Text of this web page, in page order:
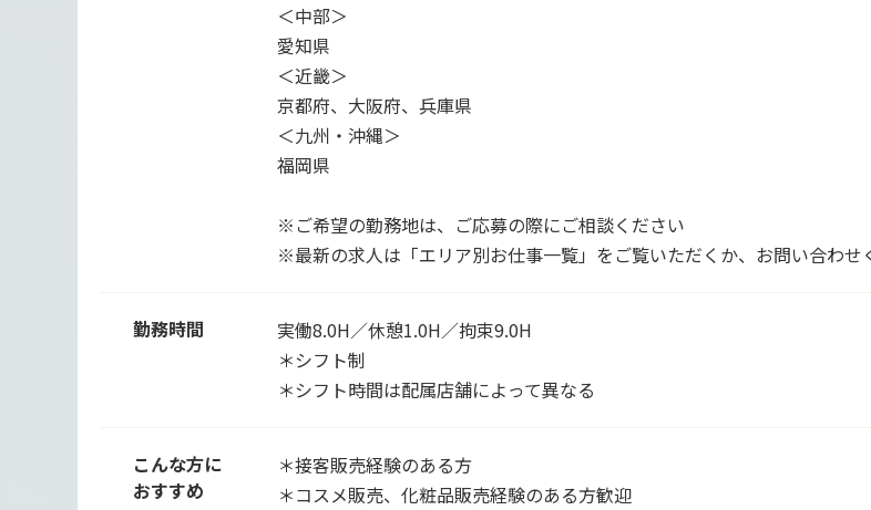
＜中部＞
愛知県
＜近畿＞
京都府、大阪府、兵庫県
＜九州・沖縄＞
福岡県
※ご希望の勤務地は、ご応募の際にご相談ください
※最新の求人は「エリア別お仕事一覧」をご覧いただくか、お問い合わせ
勤務時間
実働8.0H／休憩1.0H／拘束9.0H
＊シフト制
＊シフト時間は配属店舗によって異なる
こんな方に
おすすめ
＊接客販売経験のある方
＊コスメ販売、化粧品販売経験のある方歓迎